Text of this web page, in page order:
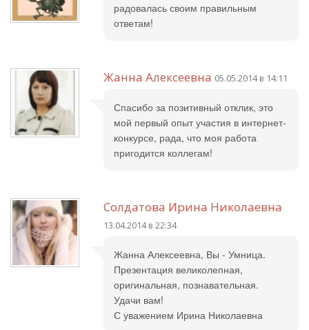
радовалась своим правильным
ответам!
Жанна Алексеевна 05.05.2014 в 14:11
Спасибо за позитивный отклик, это
мой первый опыт участия в интернет-
конкурсе, рада, что моя работа
пригодится коллегам!
Солдатова Ирина Николаевна
13.04.2014 в 22:34
Жанна Алексеевна, Вы - Умница.
Презентация великолепная,
оригинальная, познавательная.
Удачи вам!
С уважением Ирина Николаевна